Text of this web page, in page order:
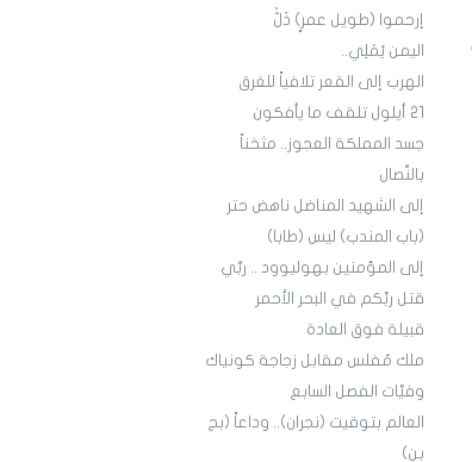
إرحموا (طويل عمرٍ) ذَلّْ
اليمن يُمْلِي..
الهرب إلى القعر تلافياً للغرق
21 أيلول تلقف ما يأفكون
جسد المملكة العجوز.. مثخناً
بالنِّصال
إلى الشهيد المناضل ناهض حتر
(باب المندب) ليس (طابا)
إلى المؤمنين بهوليوود .. ربِّي
قتل ربَّكم في البحر الأحمر
قبيلة فوق العادة
ملك مُفلس مقابل زجاجة كونياك
وفيَّات الفصل السابع
العالم بتوقيت (نجران).. وداعاً (بج
بن)